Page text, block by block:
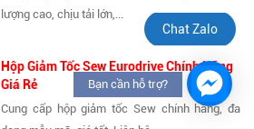
lượng cao, chịu tải lớn,...
Hộp Giảm Tốc Sew Eurodrive Chính Hãng
Giá Rẻ
Cung cấp hộp giảm tốc Sew chính hãng, đa
Chat Zalo
Bạn cần hỗ trợ?